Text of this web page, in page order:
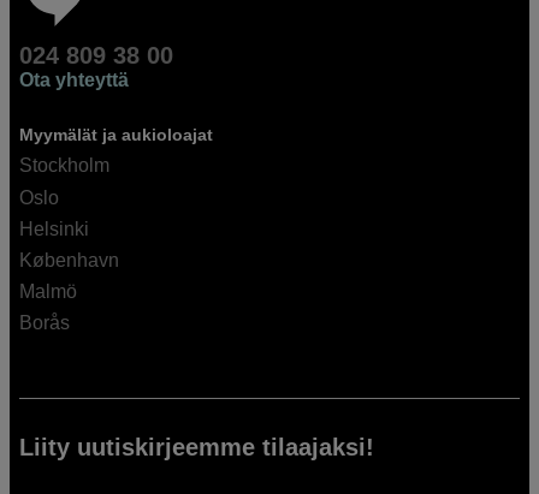
024 809 38 00
Ota yhteyttä
Myymälät ja aukioloajat
Stockholm
Oslo
Helsinki
København
Malmö
Borås
Liity uutiskirjeemme tilaajaksi!